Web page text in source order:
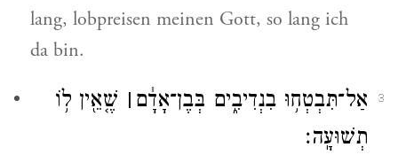
lang, lobpreisen meinen Gott, so lang ich
da bin.
3 אַל־תִּבְטְח֥וּ בִנְדִיבִ֑ים בְּבֶן־אָדָ֓ם ׀ שֶׁ֤אֵ֖ין ל֥וֹ
תְשׁוּעָֽה׃